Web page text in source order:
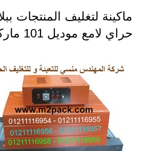
ماكينة لتغليف المنتجات
حراي لامع موديل 101 ماركة المهندس منسى